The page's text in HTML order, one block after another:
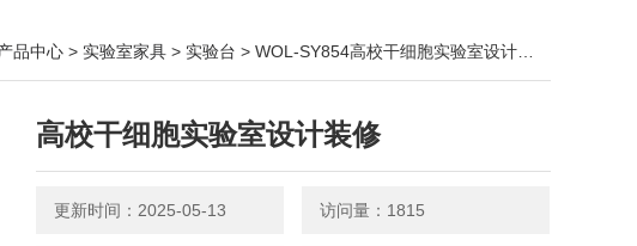
品中心 > 实验室家具 > 实验台 > WOL-SY854高校干细胞实验室设计装修
高校干细胞实验室设计装修
更新时间：2025-05-13 访问量：1815